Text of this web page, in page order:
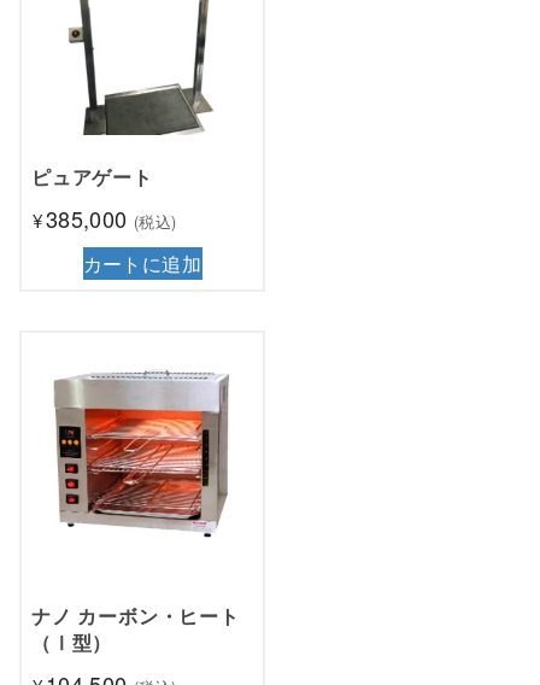
ピュアゲート
¥385,000 (税込)
カートに追加
ナノ カーボン・ヒート
（Ⅰ型）